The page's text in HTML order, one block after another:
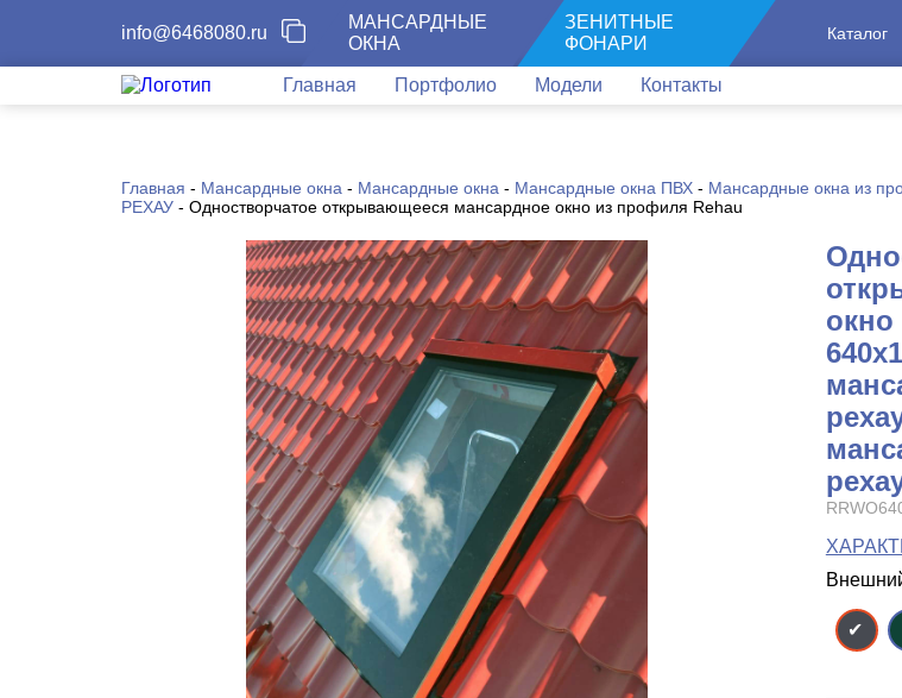
info@6468080.ru
МАНСАРДНЫЕ
ОКНА
ЗЕНИТНЫЕ
ФОНАРИ
Каталог
Главная Портфолио Модели Контакты
Главная - Мансардные окна - Мансардные окна - Мансардные окна ПВХ - Мансардные окна из
РЕХАУ - Одностворчатое открывающееся мансардное окно из профиля Rehau